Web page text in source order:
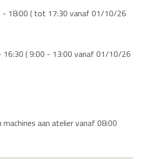
- 18:00 ( tot 17:30 vanaf 01/10/26
16:30 ( 9:00 - 13:00 vanaf 01/10/26
machines aan atelier vanaf 08:00